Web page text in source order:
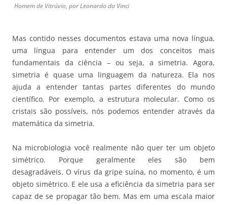
Homem de Vitrúvio, por Leonardo da Vinci
Mas contido nesses documentos estava uma nova língua,
uma língua para entender um dos conceitos mais
fundamentais da ciência – ou seja, a simetria. Agora,
simetria é quase uma linguagem da natureza. Ela nos
ajuda a entender tantas partes diferentes do mundo
científico. Por exemplo, a estrutura molecular. Como os
cristais são possíveis, nós podemos entender através da
matemática da simetria.
Na microbiologia você realmente não quer ter um objeto
simétrico. Porque geralmente eles são bem
desagradáveis. O vírus da gripe suína, no momento, é um
objeto simétrico. E ele usa a eficiência da simetria para ser
capaz de se propagar tão bem. Mas em uma escala maior